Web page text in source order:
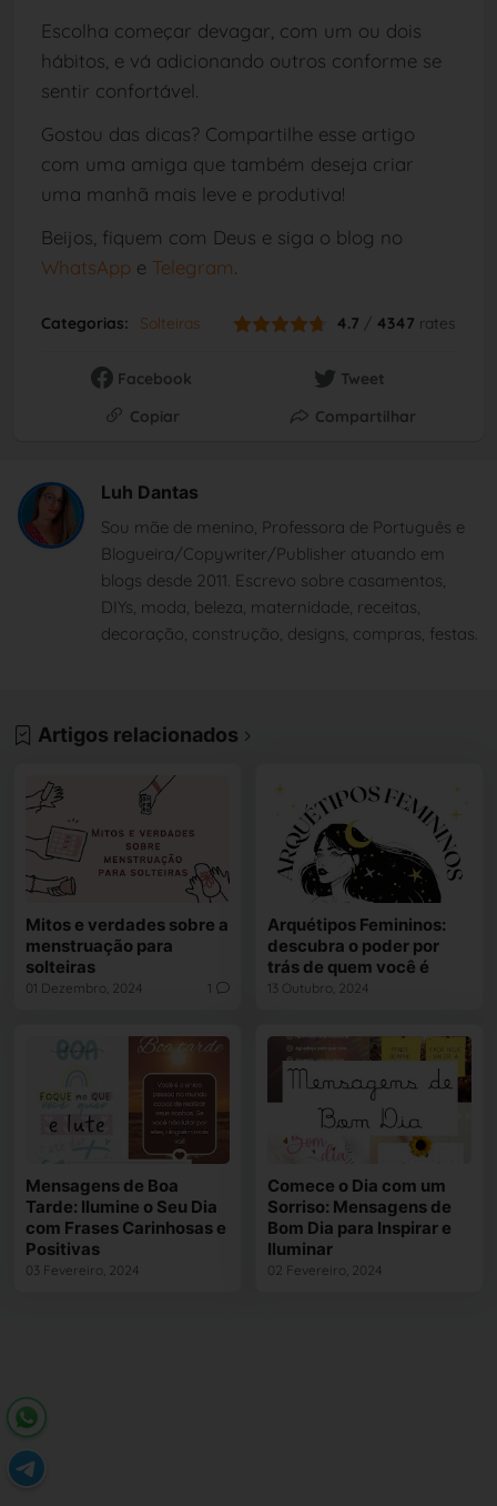
Escolha começar devagar, com um ou dois
hábitos, e vá adicionando outros conforme se
sentir confortável.
Gostou das dicas? Compartilhe esse artigo
com uma amiga que também deseja criar
uma manhã mais leve e produtiva!
Beijos, fiquem com Deus e siga o blog no
WhatsApp e Telegram.
Categorias: Solteiras 4.7 / 4347 rates
Facebook
Tweet
Copiar
Compartilhar
Luh Dantas
Sou mãe de menino, Professora de Português e
Blogueira/Copywriter/Publisher atuando em
blogs desde 2011. Escrevo sobre casamentos,
DIYs, moda, beleza, maternidade, receitas,
decoração, construção, designs, compras, festas.
Artigos relacionados
Mitos e verdades sobre a
menstruação para
solteiras
01 Dezembro, 2024 1
Arquétipos Femininos:
descubra o poder por
trás de quem você é
13 Outubro, 2024
Mensagens de Boa
Tarde: Ilumine o Seu Dia
com Frases Carinhosas e
Positivas
03 Fevereiro, 2024
Comece o Dia com um
Sorriso: Mensagens de
Bom Dia para Inspirar e
Iluminar
02 Fevereiro, 2024